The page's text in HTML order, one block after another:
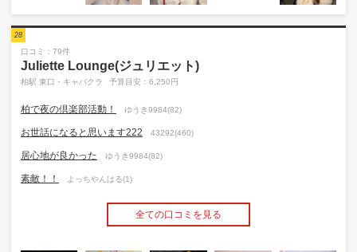
28
口コミ：79件
Juliette Lounge(ジュリエット)
柏駅 東口・キャバクラ 予算目安：6,250円
柏で夜の倶楽部活動！ ゆうき9984(82)
お世話になると思います222 43292(460)
居心地が良かった ゆうき9984(82)
素敵！！ よっちやんはる(1)
全ての口コミを見る